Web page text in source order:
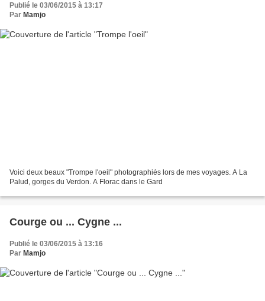
Publié le 03/06/2015 à 13:17
Par Mamjo
Voici deux beaux "Trompe l'oeil" photographiés lors de mes voyages. A La
Palud, gorges du Verdon. A Florac dans le Gard
Courge ou ... Cygne ...
Publié le 03/06/2015 à 13:16
Par Mamjo